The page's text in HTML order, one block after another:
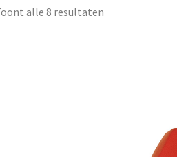
alle 8 resultaten